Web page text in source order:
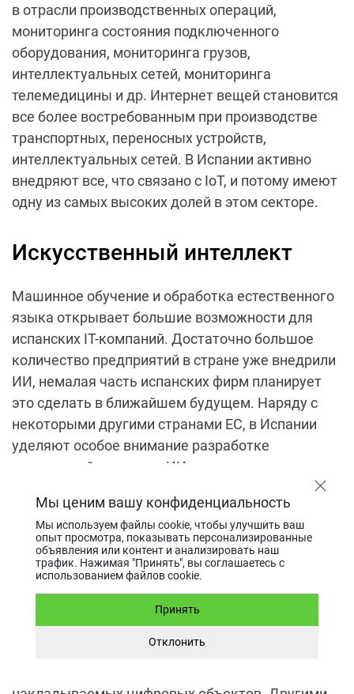
в отрасли производственных операций,
мониторинга состояния подключенного
оборудования, мониторинга грузов,
интеллектуальных сетей, мониторинга
телемедицины и др. Интернет вещей становится
все более востребованным при производстве
транспортных, переносных устройств,
интеллектуальных сетей. В Испании активно
внедряют все, что связано с IoT, и потому имеют
одну из самых высоких долей в этом секторе.
Искусственный интеллект
Машинное обучение и обработка естественного
языка открывает большие возможности для
испанских IT-компаний. Достаточно большое
количество предприятий в стране уже внедрили
ИИ, немалая часть испанских фирм планирует
это сделать в ближайшем будущем. Наряду с
некоторыми другими странами ЕС, в Испании
уделяют особое внимание разработке
приложений на основе ИИ для
электроники и медицины.
Дополненная/виртуальная
реальность (AR/VR)
Устройства с дополненной реальностью
позволяют изменить текущее представление
Мы ценим вашу конфиденциальность
Мы используем файлы cookie, чтобы улучшить ваш
опыт просмотра, показывать персонализированные
объявления или контент и анализировать наш
трафик. Нажимая "Принять", вы соглашаетесь с
использованием файлов cookie.
Принять
Отклонить